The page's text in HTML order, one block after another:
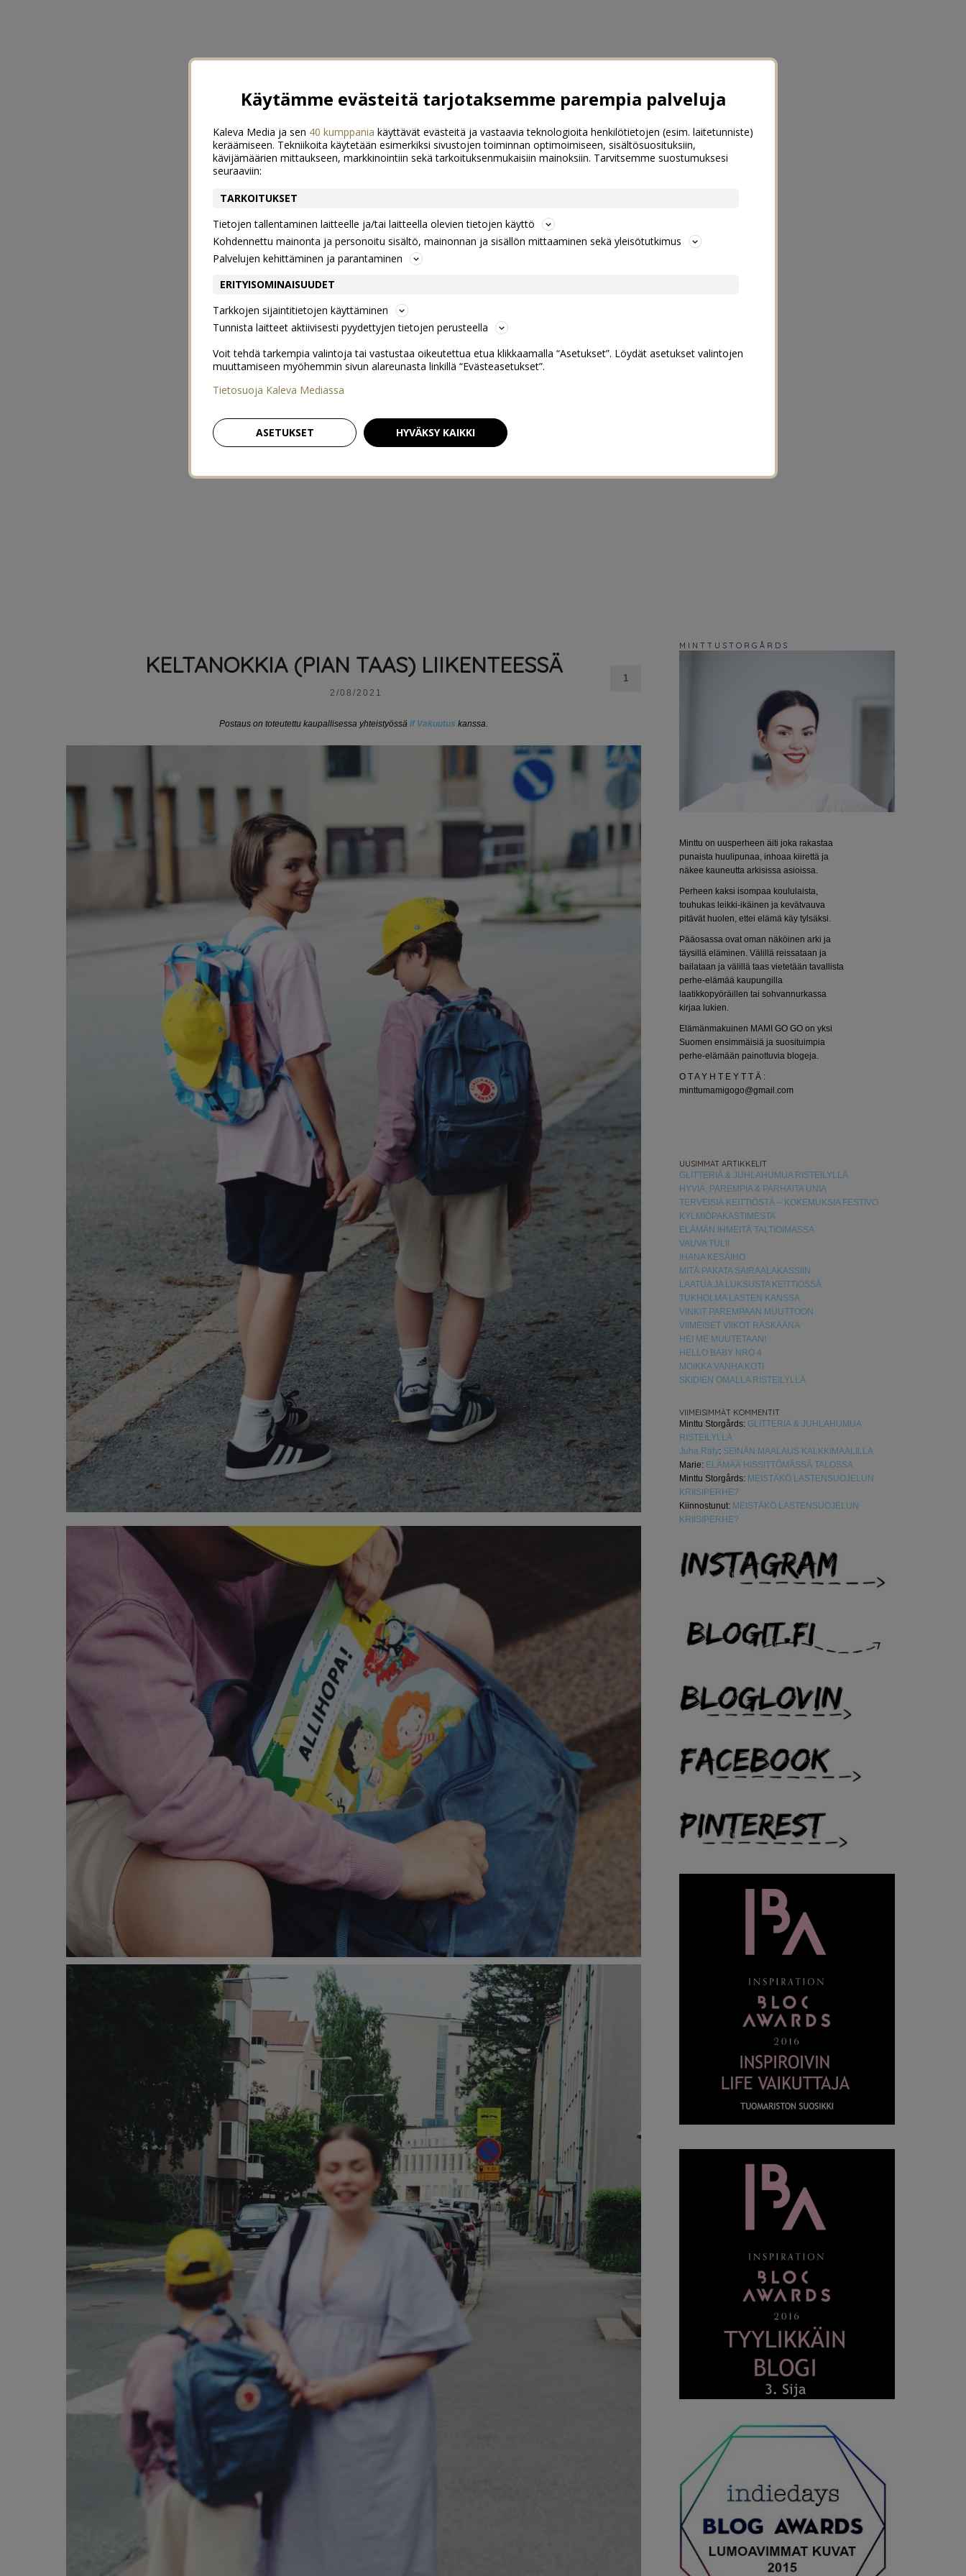
KELTANOKKIA (PIAN TAAS) LIIKENTEESSÄ
2/08/2021
1
Postaus on toteutettu kaupallisessa yhteistyössäIf Vakuutus kanssa.
M I N T T U S T O R G Å R D S
Minttu on uusperheen äiti joka rakastaa
punaista huulipunaa, inhoaa kiirettä ja
näkee kauneutta arkisissa asioissa.
Perheen kaksi isompaa koululaista,
touhukas leikki-ikäinen ja kevätvauva
pitävät huolen, ettei elämä käy tylsäksi.
Pääosassa ovat oman näköinen arki ja
täysillä eläminen. Välillä reissataan ja
bailataan ja välillä taas vietetään tavallista
perhe-elämää kaupungilla
laatikkopyöräillen tai sohvannurkassa
kirjaa lukien.
Elämänmakuinen MAMI GO GO on yksi
Suomen ensimmäisiä ja suosituimpia
perhe-elämään painottuvia blogeja.
O T A Y H T E Y T T Ä :
minttumamigogo@gmail.com
UUSIMMAT ARTIKKELIT
GLITTERIÄ & JUHLAHUMUA RISTEILYLLÄ
HYVIÄ, PAREMPIA & PARHAITA UNIA
TERVEISIÄ KEITTIÖSTÄ – KOKEMUKSIA FESTIVO
KYLMIÖPAKASTIMESTA
ELÄMÄN IHMEITÄ TALTIOIMASSA
VAUVA TULI!
IHANA KESÄIHO
MITÄ PAKATA SAIRAALAKASSIIN
LAATUA JA LUKSUSTA KEITTIÖSSÄ
TUKHOLMA LASTEN KANSSA
VINKIT PAREMPAAN MUUTTOON
VIIMEISET VIIKOT RASKAANA
HEI ME MUUTETAAN!
HELLO BABY NRO 4
MOIKKA VANHA KOTI
SKIDIEN OMALLA RISTEILYLLÄ
VIIMEISIMMÄT KOMMENTIT
Minttu Storgårds: GLITTERIÄ & JUHLAHUMUA
RISTEILYLLÄ
Juha Räty: SEINÄN MAALAUS KALKKIMAALILLA
Marie: ELÄMÄÄ HISSITTÖMÄSSÄ TALOSSA
Minttu Storgårds: MEISTÄKÖ LASTENSUOJELUN
KRIISIPERHE?
Kiinnostunut: MEISTÄKÖ LASTENSUOJELUN
KRIISIPERHE?
Käytämme evästeitä tarjotaksemme parempia palveluja
Kaleva Media ja sen 40 kumppania käyttävät evästeitä ja vastaavia teknologioita henkilötietojen (esim. laitetunniste)
keräämiseen. Tekniikoita käytetään esimerkiksi sivustojen toiminnan optimoimiseen, sisältösuosituksiin,
kävijämäärien mittaukseen, markkinointiin sekä tarkoituksenmukaisiin mainoksiin. Tarvitsemme suostumuksesi
seuraaviin:
TARKOITUKSET
Tietojen tallentaminen laitteelle ja/tai laitteella olevien tietojen käyttö
Kohdennettu mainonta ja personoitu sisältö, mainonnan ja sisällön mittaaminen sekä yleisötutkimus
Palvelujen kehittäminen ja parantaminen
ERITYISOMINAISUUDET
Tarkkojen sijaintitietojen käyttäminen
Tunnista laitteet aktiivisesti pyydettyjen tietojen perusteella
Voit tehdä tarkempia valintoja tai vastustaa oikeutettua etua klikkaamalla “Asetukset”. Löydät asetukset valintojen
muuttamiseen myöhemmin sivun alareunasta linkillä “Evästeasetukset”.
Tietosuoja Kaleva Mediassa
ASETUKSET HYVÄKSY KAIKKI